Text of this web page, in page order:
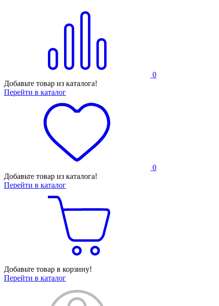
0
Добавьте товар из каталога!
Перейти в каталог
0
Добавьте товар из каталога!
Перейти в каталог
Добавьте товар в корзину!
Перейти в каталог